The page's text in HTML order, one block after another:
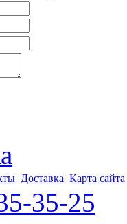
Доставка Карта сайта
35-25